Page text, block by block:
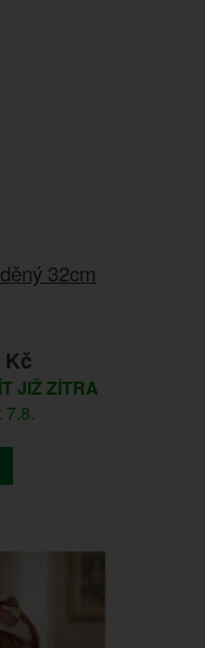
32cm
Kč
JIŽ ZÍTRA
7.8.